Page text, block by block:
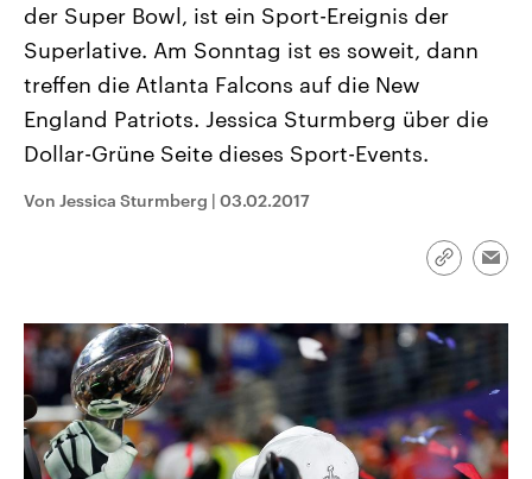
Landtagswahl Sachsen-Anhalt
2026
Alle Informationen
Sachsen-Anhalt wählt am 6.
September 2026 einen neuen
Landtag. Seit 2021 wird das
Bundesland von einer Koalition aus
Umfragen, Prognosen,
Wahlprogramme, aktuelle Berichte
Aktuelle Beiträge,
Hintergründe
Wirtschaftlich und
gehören die Vereinigten
den mächtigsten Ländern
mit großem Einfluss auf
der Super Bowl, ist ein Sport-Ereignis der
Superlative. Am Sonntag ist es soweit, dann
treffen die Atlanta Falcons auf die New
England Patriots. Jessica Sturmberg über die
Dollar-Grüne Seite dieses Sport-Events.
Von Jessica Sturmberg | 03.02.2017
Link